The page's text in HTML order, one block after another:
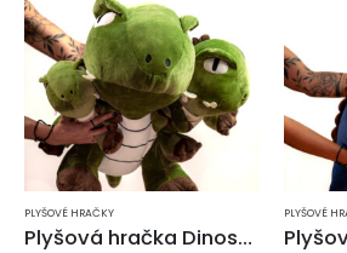
PLYŠOVÉ HRAČKY
Plyšová hračka Dinosaurus Bonifác – zelený
PLYŠOVÉ